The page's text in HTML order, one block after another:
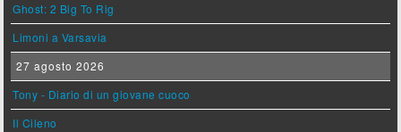
Ghost: 2 Big To Rig
Limoni a Varsavia
27 agosto 2026
Tony - Diario di un giovane cuoco
Il Cileno